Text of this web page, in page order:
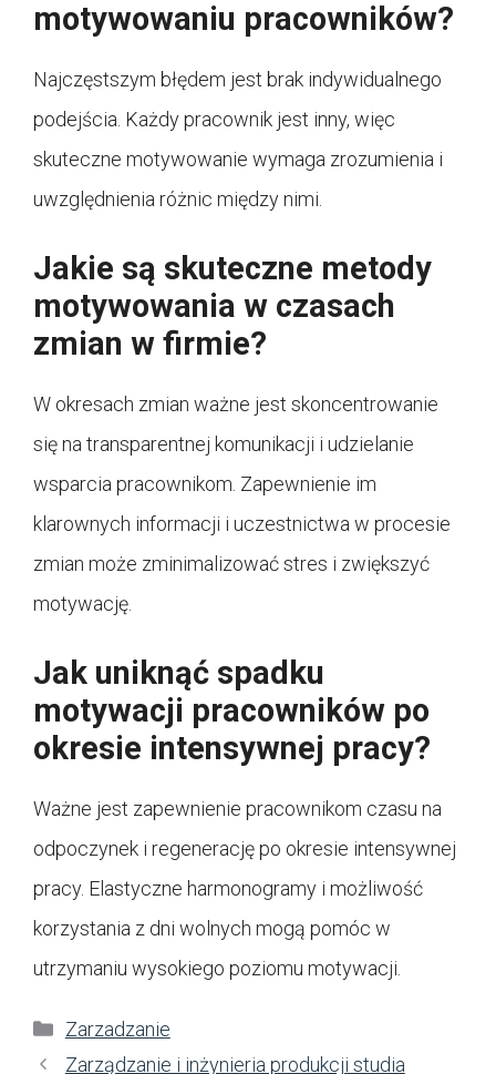
motywowaniu pracowników?
Najczęstszym błędem jest brak indywidualnego
podejścia. Każdy pracownik jest inny, więc
skuteczne motywowanie wymaga zrozumienia i
uwzględnienia różnic między nimi.
Jakie są skuteczne metody
motywowania w czasach
zmian w firmie?
W okresach zmian ważne jest skoncentrowanie
się na transparentnej komunikacji i udzielanie
wsparcia pracownikom. Zapewnienie im
klarownych informacji i uczestnictwa w procesie
zmian może zminimalizować stres i zwiększyć
motywację.
Jak uniknąć spadku
motywacji pracowników po
okresie intensywnej pracy?
Ważne jest zapewnienie pracownikom czasu na
odpoczynek i regenerację po okresie intensywnej
pracy. Elastyczne harmonogramy i możliwość
korzystania z dni wolnych mogą pomóc w
utrzymaniu wysokiego poziomu motywacji.
Kategorie
Zarzadzanie
Zarządzanie i inżynieria produkcji studia